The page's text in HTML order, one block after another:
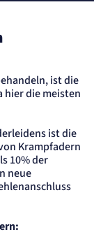
ist die
hier die meisten
ist die
Krampfadern
10% der
neue